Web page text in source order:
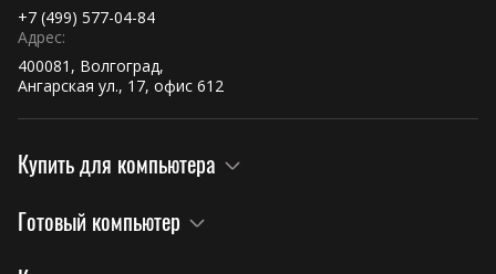
+7 (499) 577-04-84
Адрес:
400081, Волгоград,
Ангарская ул., 17, офис 612
Купить для компьютера
Готовый компьютер